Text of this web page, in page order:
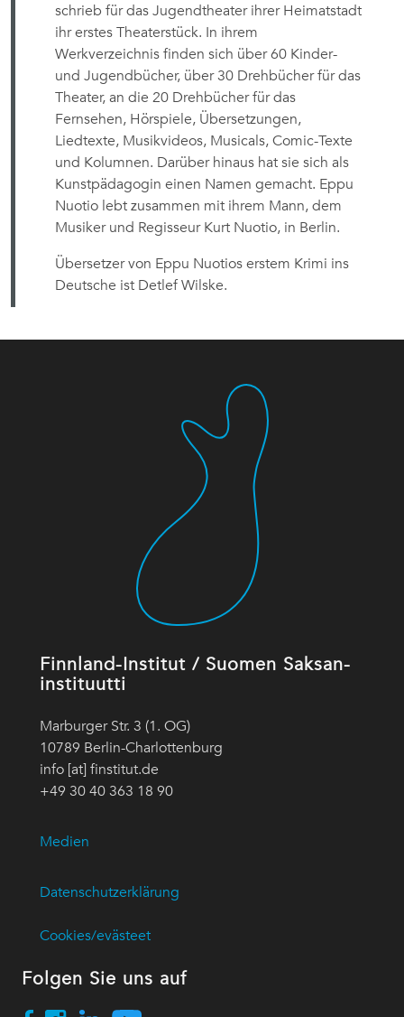
schrieb für das Jugendtheater ihrer Heimatstadt
ihr erstes Theaterstück. In ihrem
Werkverzeichnis finden sich über 60 Kinder-
und Jugendbücher, über 30 Drehbücher für das
Theater, an die 20 Drehbücher für das
Fernsehen, Hörspiele, Übersetzungen,
Liedtexte, Musikvideos, Musicals, Comic-Texte
und Kolumnen. Darüber hinaus hat sie sich als
Kunstpädagogin einen Namen gemacht. Eppu
Nuotio lebt zusammen mit ihrem Mann, dem
Musiker und Regisseur Kurt Nuotio, in Berlin.
Übersetzer von Eppu Nuotios erstem Krimi ins
Deutsche ist Detlef Wilske.
Finnland-Institut / Suomen Saksan-
instituutti
Marburger Str. 3 (1. OG)
10789 Berlin-Charlottenburg
info [at] finstitut.de
+49 30 40 363 18 90
Medien
Datenschutzerklärung
Cookies/evästeet
Folgen Sie uns auf